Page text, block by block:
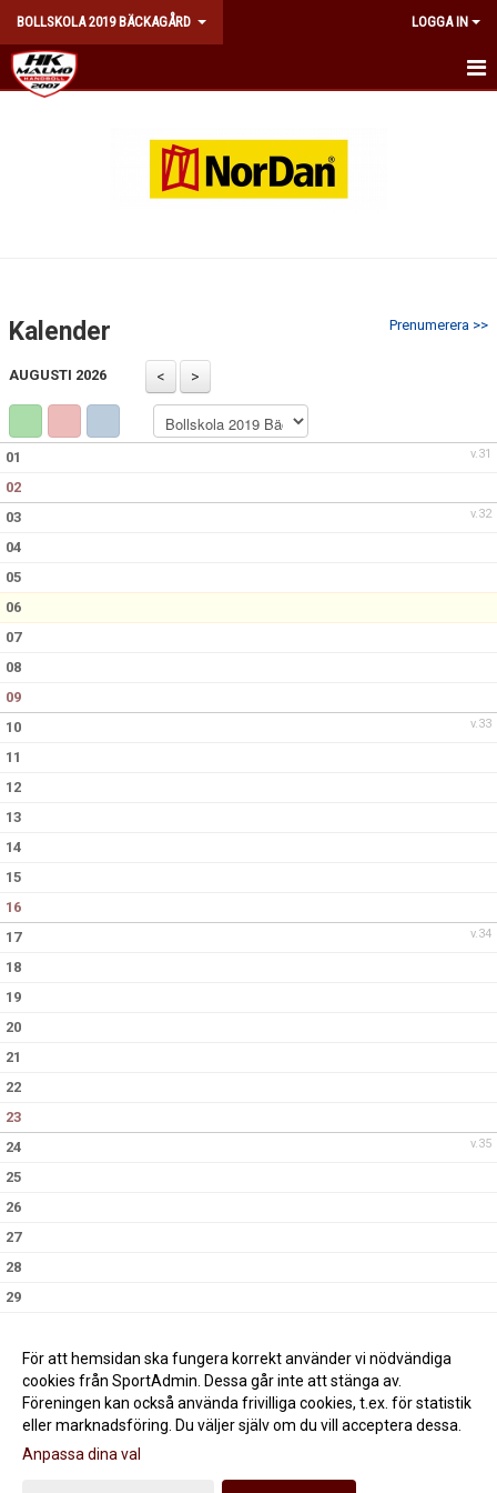
BOLLSKOLA 2019 BÄCKAGÅRD LOGGA IN
Prenumerera >>
Kalender
AUGUSTI 2026
v.31
01
02
v.32
03
04
05
06
07
08
09
v.33
10
11
12
13
14
15
16
v.34
17
18
19
20
21
22
23
v.35
24
25
26
27
28
29
Gå till Webbversion
För att hemsidan ska fungera korrekt använder vi nödvändiga
cookies från SportAdmin. Dessa går inte att stänga av.
Föreningen kan också använda frivilliga cookies, t.ex. för statistik
eller marknadsföring. Du väljer själv om du vill acceptera dessa.
Anpassa dina val